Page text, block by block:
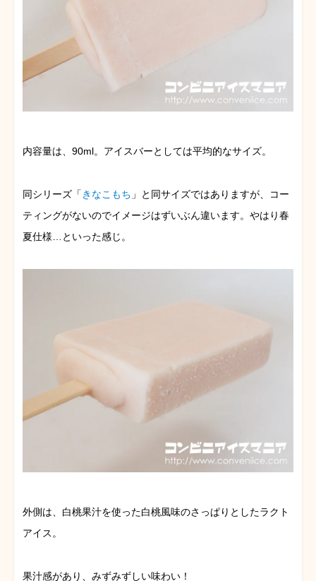
内容量は、90ml。アイスバーとしては平均的なサイズ。
同シリーズ「 きなこもち 」と同サイズではありますが、コー
ティングがないのでイメージはずいぶん違います。やはり春
夏仕様…といった感じ。
外側は、白桃果汁を使った白桃風味のさっぱりとしたラクト
アイス。
果汁感があり、みずみずしい味わい！